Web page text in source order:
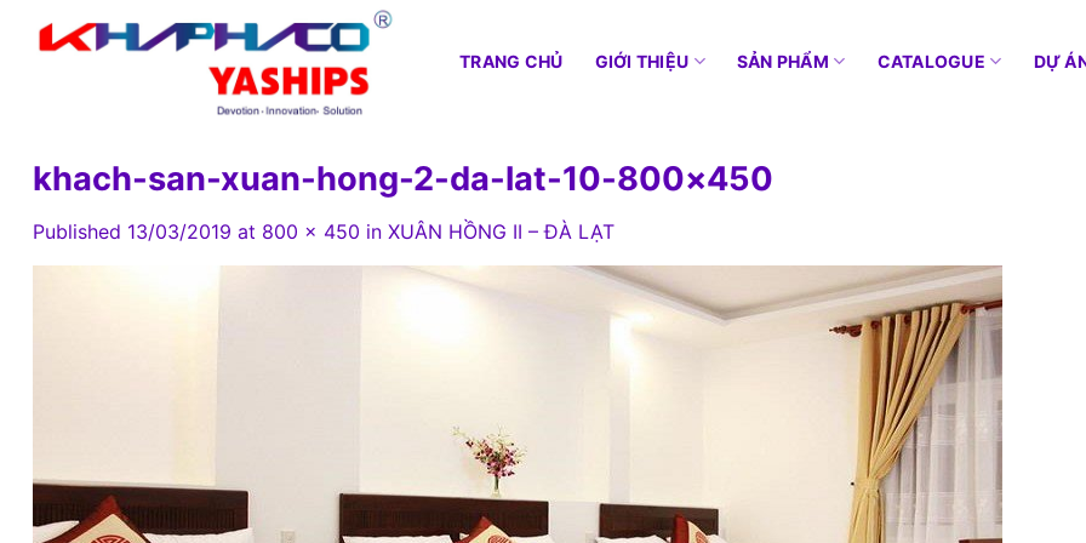
TRANG CHỦ GIỚI THIỆU SẢN PHẨM CATALOGUE DỰ
khach-san-xuan-hong-2-da-lat-10-800×450
Published 13/03/2019 at 800 × 450 in XUÂN HỒNG II – ĐÀ LẠT